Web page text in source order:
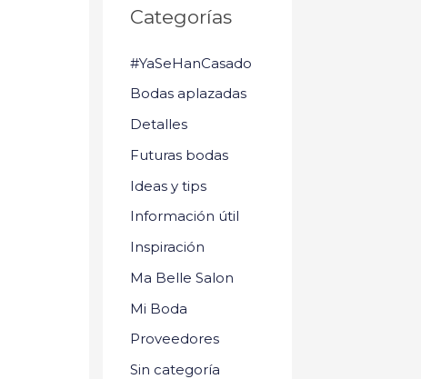
Categorías
#YaSeHanCasado
Bodas aplazadas
Detalles
Futuras bodas
Ideas y tips
Información útil
Inspiración
Ma Belle Salon
Mi Boda
Proveedores
Sin categoría